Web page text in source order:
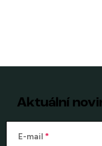
Aktuální
E-mail